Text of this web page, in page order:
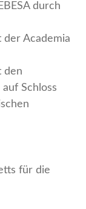
durch
der Academia
den
Schloss
für die